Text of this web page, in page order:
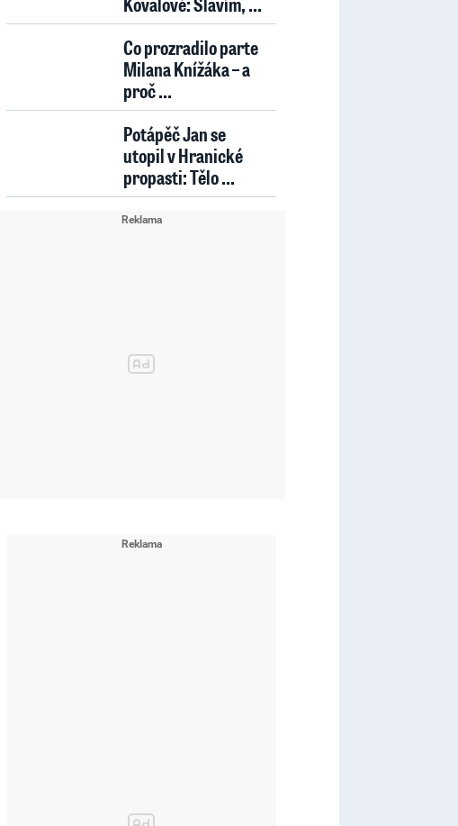
Co prozradilo parte
Milana Knížáka – a
proč ...
Potápěč Jan se
utopil v Hranické
propasti: Tělo ...